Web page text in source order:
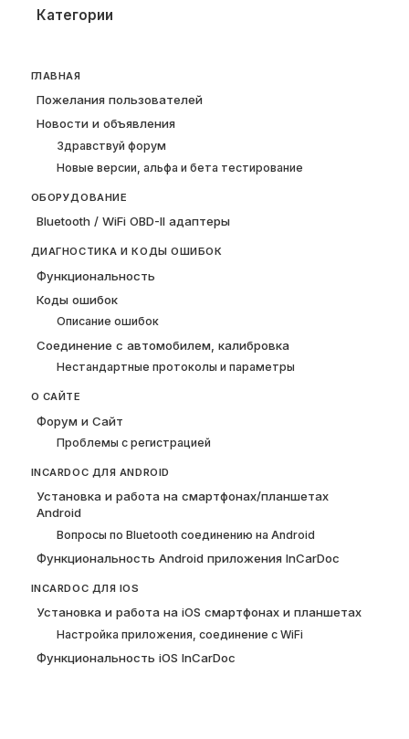
Категории
ГЛАВНАЯ
Пожелания пользователей
Новости и объявления
Здравствуй форум
Новые версии, альфа и бета тестирование
ОБОРУДОВАНИЕ
Bluetooth / WiFi OBD-II адаптеры
ДИАГНОСТИКА И КОДЫ ОШИБОК
Функциональность
Коды ошибок
Описание ошибок
Соединение с автомобилем, калибровка
Нестандартные протоколы и параметры
О САЙТЕ
Форум и Сайт
Проблемы с регистрацией
INCARDOC ДЛЯ ANDROID
Установка и работа на смартфонах/планшетах
Android
Вопросы по Bluetooth соединению на Android
Функциональность Android приложения InCarDoc
INCARDOC ДЛЯ IOS
Установка и работа на iOS смартфонах и планшетах
Настройка приложения, соединение с WiFi
Функциональность iOS InCarDoc